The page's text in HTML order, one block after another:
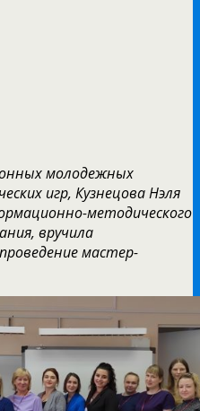
молодежных
игр, Кузнецова Нэля
методического
вручила
мастер-